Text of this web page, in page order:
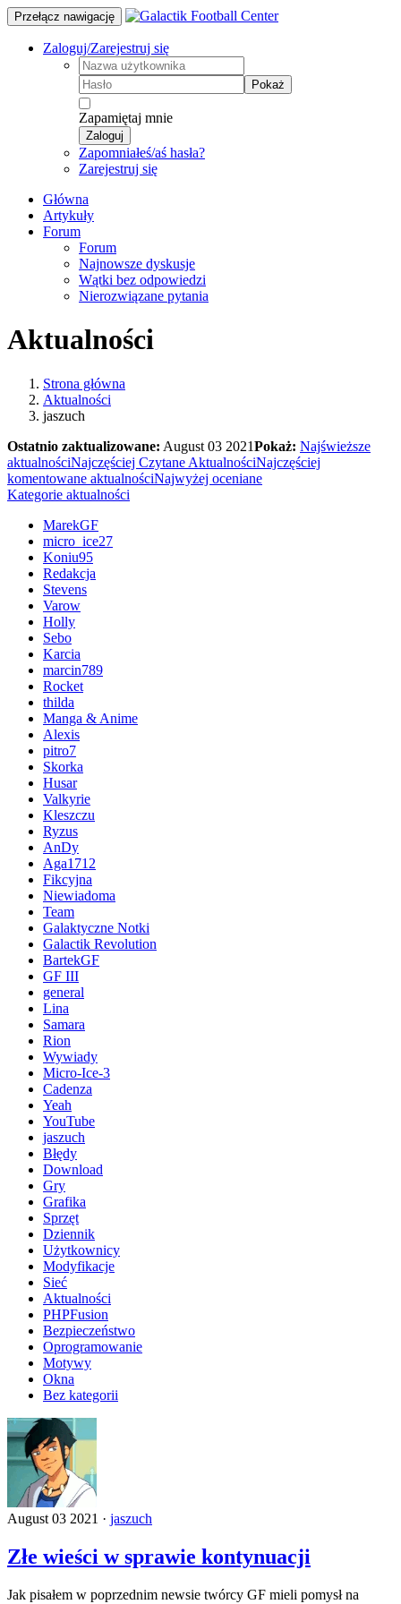
Przełącz nawigację
Zaloguj/Zarejestruj się
Pokaż
Zapamiętaj mnie
Zaloguj
Zapomniałeś/aś hasła?
Zarejestruj się
Główna
Artykuły
Forum
Forum
Najnowsze dyskusje
Wątki bez odpowiedzi
Nierozwiązane pytania
Aktualności
Strona główna
Aktualności
jaszuch
Ostatnio zaktualizowane: August 03 2021Pokaż: Najświeższe
aktualnościNajczęściej Czytane AktualnościNajczęściej
komentowane aktualnościNajwyżej oceniane
Kategorie aktualności
MarekGF
micro_ice27
Koniu95
Redakcja
Stevens
Varow
Holly
Sebo
Karcia
marcin789
Rocket
thilda
Manga & Anime
Alexis
pitro7
Skorka
Husar
Valkyrie
Kleszczu
Ryzus
AnDy
Aga1712
Fikcyjna
Niewiadoma
Team
Galaktyczne Notki
Galactik Revolution
BartekGF
GF III
general
Lina
Samara
Rion
Wywiady
Micro-Ice-3
Cadenza
Yeah
YouTube
jaszuch
Błędy
Download
Gry
Grafika
Sprzęt
Dziennik
Użytkownicy
Modyfikacje
Sieć
Aktualności
PHPFusion
Bezpieczeństwo
Oprogramowanie
Motywy
Okna
Bez kategorii
August 03 2021 · jaszuch
Złe wieści w sprawie kontynuacji
Jak pisałem w poprzednim newsie twórcy GF mieli pomysł na